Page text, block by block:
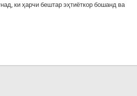
ки ҳарчи бештар эҳтиёткор бошанд ва